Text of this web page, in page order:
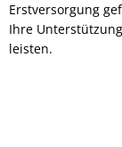
Erstversorgung
Ihre
leisten.